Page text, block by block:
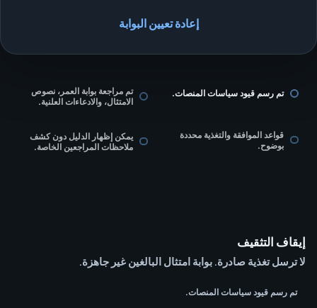
إعادة تعيين البوابة
تم رسم قيود سياسات المنصات.
تم مراجعة بوابة العمر، نصوص
الامتثال، والادعاءات العلنية.
قواعد الموافقة والتغذية محددة
بوضوح.
يمكن إظهار الدليل دون كشف
ملاحظات المراجعين الخاصة.
إيقاف التثقيف
لا ترسل تغذية صادرة. بوابة امتثال البالغين غير جاهزة.
تم رسم قيود سياسات المنصات.